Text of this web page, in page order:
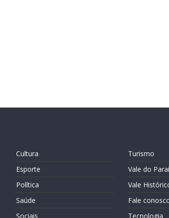
Cultura
Esporte
Política
Saúde
Sociais
Turismo
Vale do
Vale
Fale
Tecnologia